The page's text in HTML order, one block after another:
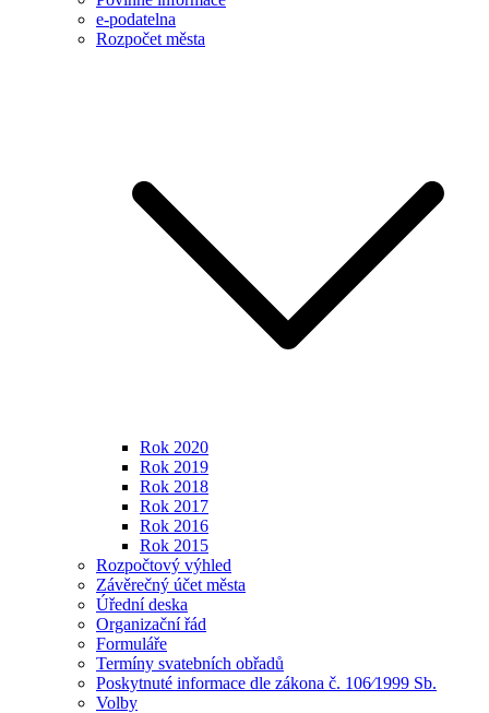
e-podatelna
Rozpočet města
Rok 2020
Rok 2019
Rok 2018
Rok 2017
Rok 2016
Rok 2015
Rozpočtový výhled
Závěrečný účet města
Úřední deska
Organizační řád
Formuláře
Termíny svatebních obřadů
Poskytnuté informace dle zákona č. 106⁄1999 Sb.
Volby